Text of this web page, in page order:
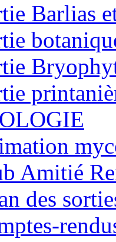
Barlias
Amitié
des